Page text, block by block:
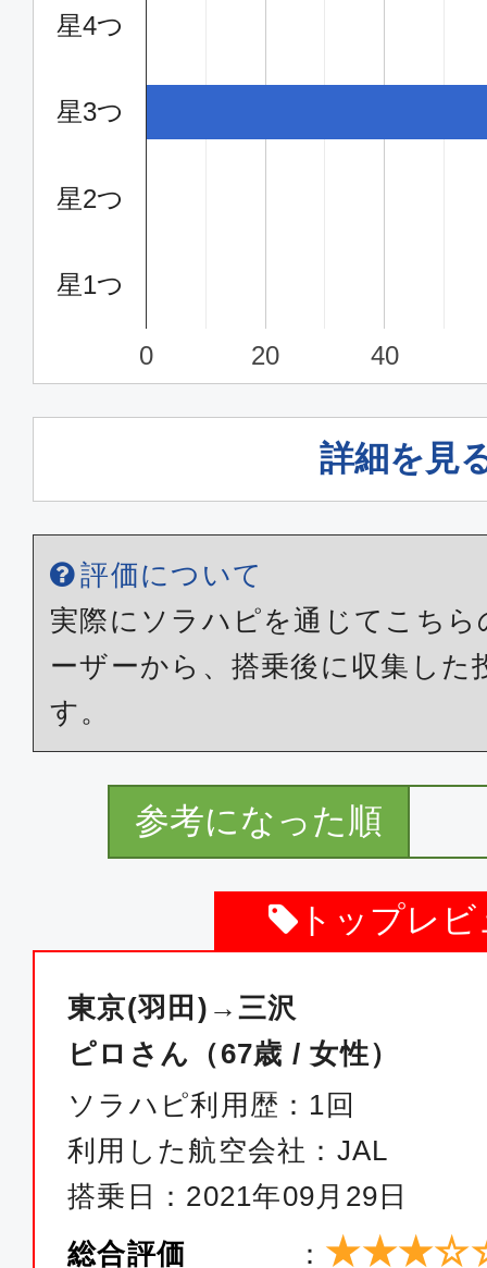
0 20 40
星4つ
星3つ
星2つ
星1つ
詳細を見
評価について
実際にソラハピを通じてこち
ーザーから、搭乗後に収集した
す。
参考になった順
トップレビ
東京(羽田)→三沢
ピロさん（67歳 / 女性）
ソラハピ利用歴：1回
利用した航空会社：JAL
搭乗日：2021年09月29日
総合評価
：